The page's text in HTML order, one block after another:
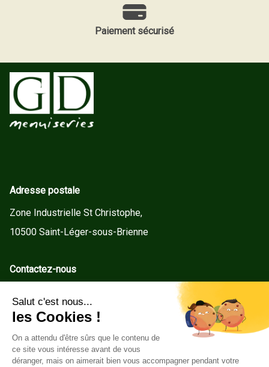
Paiement sécurisé
Adresse postale
Zone Industrielle St Christophe,
10500 Saint-Léger-sous-Brienne
Contactez-nous
Tel : +33(0)3 25 92 78 60
Service client